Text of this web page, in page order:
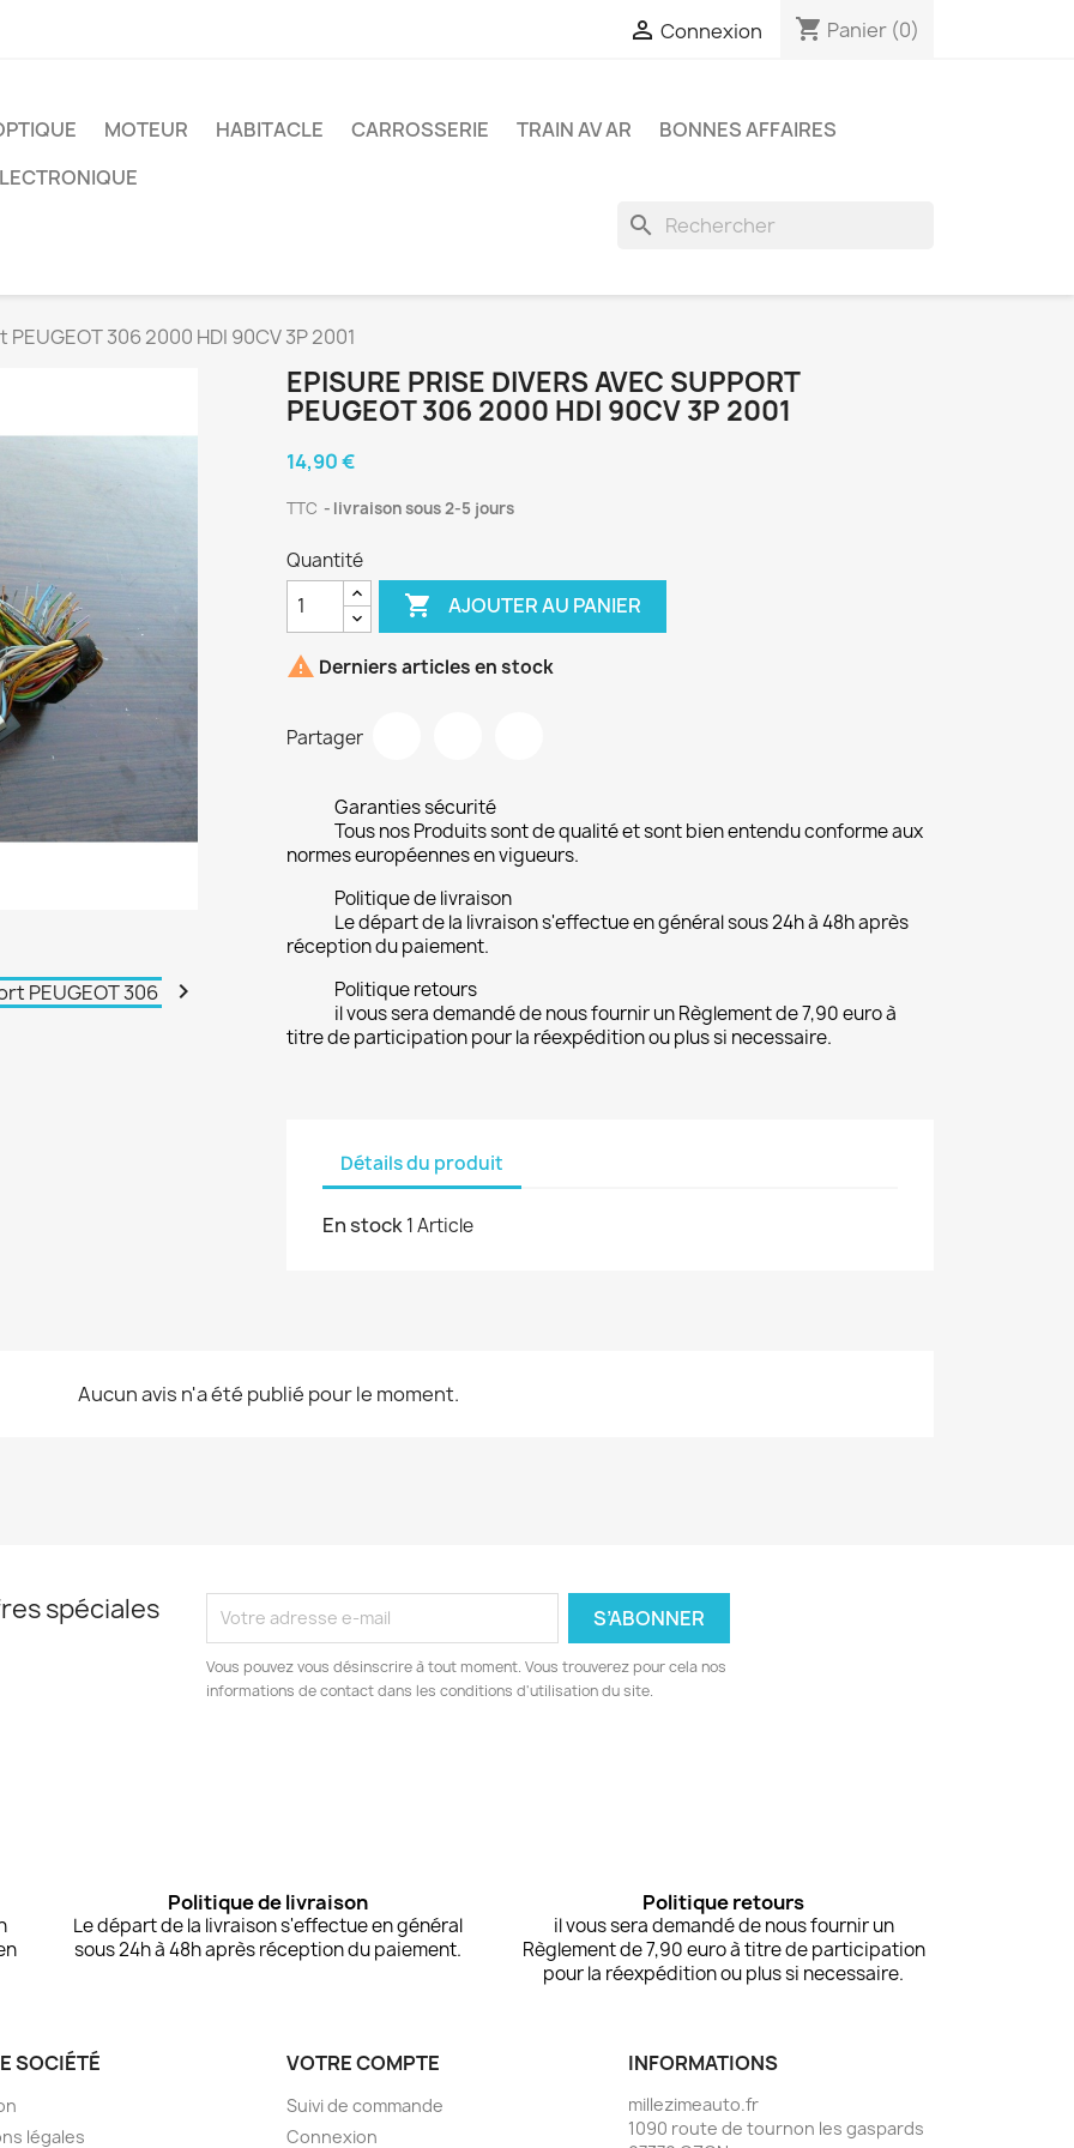
 Connexion shopping_cart Panier (0)
MOTEUR HABITACLE CARROSSERIE TRAIN AV AR
BONNES AFFAIRES
search
306 2000 HDI 90CV 3P 2001

EPISURE PRISE DIVERS AVEC SUPPORT
PEUGEOT 306 2000 HDI 90CV 3P 2001
14,90 €
TTC livraison sous 2-5 jours
Quantité
 AJOUTER AU PANIER
 Derniers articles en stock
Partager
Garanties sécurité
Tous nos Produits sont de qualité et sont bien entendu conforme aux
normes européennes en vigueurs.
Politique de livraison
Le départ de la livraison s'effectue en général sous 24h à 48h après
réception du paiement.
Politique retours
il vous sera demandé de nous fournir un Règlement de 7,90 euro à
titre de participation pour la réexpédition ou plus si necessaire.
Détails du produit
En stock1 Article
Aucun avis n'a été publié pour le moment.
spéciales
Vous pouvez vous désinscrire à tout moment. Vous trouverez pour cela nos
informations de contact dans les conditions d'utilisation du site.
Politique de livraison
Le départ de la livraison s'effectue en général
sous 24h à 48h après réception du paiement.
Politique retours
il vous sera demandé de nous fournir un
Règlement de 7,90 euro à titre de participation
pour la réexpédition ou plus si necessaire.
SOCIÉTÉ
légales
VOTRE COMPTE
Suivi de commande
Connexion
INFORMATIONS
millezimeauto.fr
1090 route de tournon les gaspards